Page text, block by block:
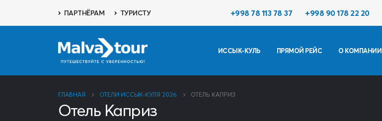
ПАРТНЁРАМ ТУРИСТУ +998 78 113 78 37 +998 90 178 22 20
ИССЫК-КУЛЬ ПРЯМОЙ РЕЙС О КОМПАНИИ
ГЛАВНАЯ ОТЕЛИ ИССЫК-КУЛЯ 2026 ОТЕЛЬ КАПРИЗ
Отель Каприз